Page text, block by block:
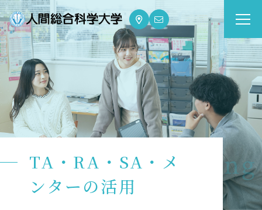
大学案内
Guide
学部・大学院
Department
資格・就職
Qualifications & Employment
for Well-being
TA・RA・SA・メ
ンターの活用